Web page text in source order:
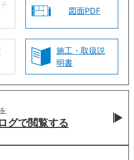
図面PDF
施工・取扱説
明書
グで閲覧する